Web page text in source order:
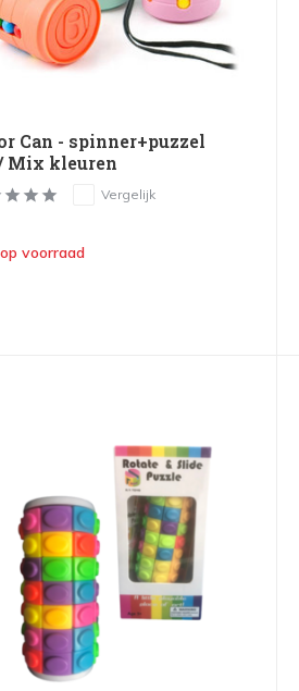
Can - spinner+puzzel
Mix kleuren
Vergelijk
voorraad